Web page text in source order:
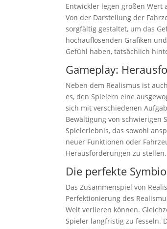
Entwickler legen großen
Von der Darstellung der
sorgfältig gestaltet, um das
hochauflösenden Grafiken
Gefühl haben, tatsächlich
Gameplay:
Neben dem Realismus ist
es, den Spielern eine
sich mit verschiedenen
Bewältigung von schwierigen
Spielerlebnis, das sowohl
neuer Funktionen oder
Herausforderungen zu stellen.
Die perfekte
Das Zusammenspiel von
Perfektionierung des
Welt verlieren können.
Spieler langfristig zu fesseln.